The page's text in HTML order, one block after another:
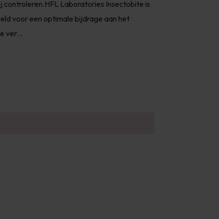
Laboratories Insectobite is
voor een optimale bijdrage aan het
ver...